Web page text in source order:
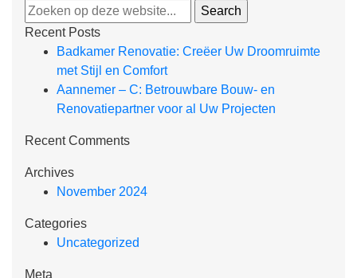
Recent Posts
Badkamer Renovatie: Creëer Uw Droomruimte
met Stijl en Comfort
Aannemer – C: Betrouwbare Bouw- en
Renovatiepartner voor al Uw Projecten
Recent Comments
Archives
November 2024
Categories
Uncategorized
Meta